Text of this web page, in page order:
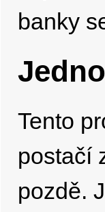
banky
Tento
postačí
pozdě.